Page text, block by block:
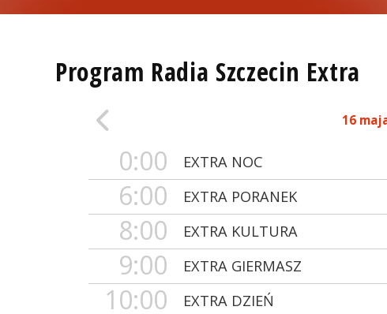
Program Radia Szczecin Extra
16
0:00 EXTRA NOC
6:00 EXTRA PORANEK
8:00 EXTRA KULTURA
9:00 EXTRA GIERMASZ
10:00 EXTRA DZIEŃ